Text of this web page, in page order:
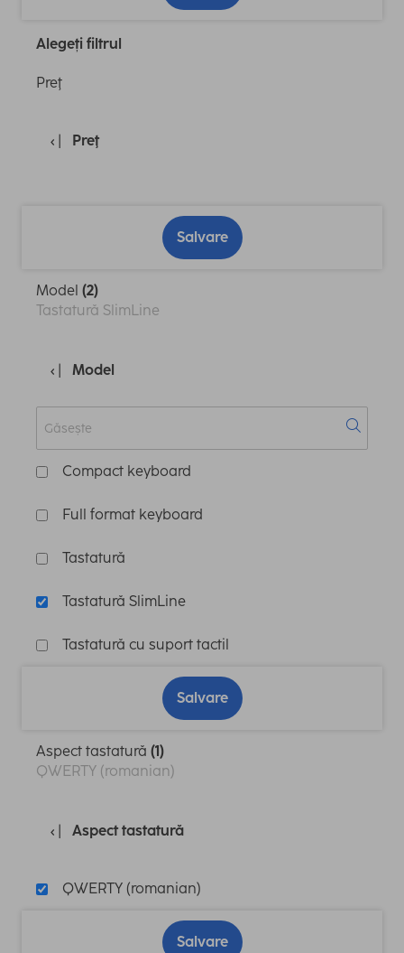
Alegeți filtrul
Preţ
Preţ
Salvare
Model (2)
Tastatură SlimLine
Model
Compact keyboard
Full format keyboard
Tastatură
Tastatură SlimLine
Tastatură cu suport tactil
Salvare
Aspect tastatură (1)
QWERTY (romanian)
Aspect tastatură
QWERTY (romanian)
Salvare